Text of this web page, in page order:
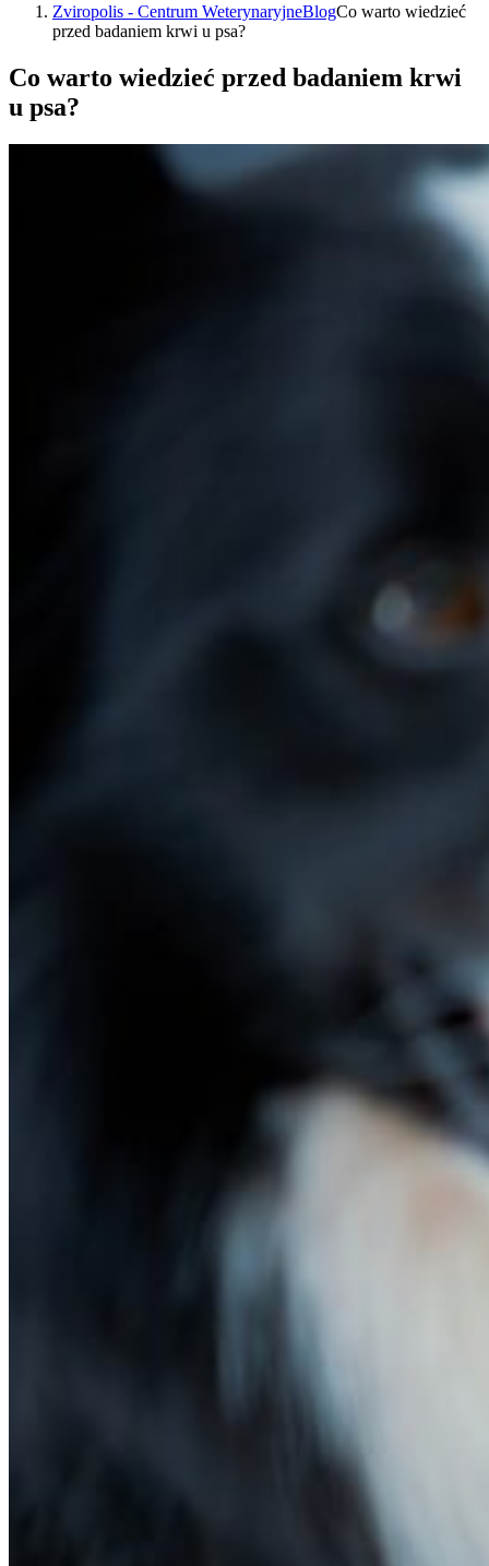
Zviropolis - Centrum WeterynaryjneBlogCo warto wiedzieć
przed badaniem krwi u psa?
Co warto wiedzieć przed badaniem krwi
u psa?